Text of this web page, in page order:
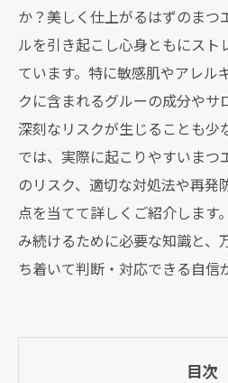
か？美しく仕上がるはずのまつ
ルを引き起こし心身ともにスト
ています。特に敏感肌やアレル
クに含まれるグルーの成分やサ
深刻なリスクが生じることも少
では、実際に起こりやすいまつ
のリスク、適切な対処法や再発
点を当てて詳しくご紹介します
み続けるために必要な知識と、
ち着いて判断・対応できる自信
目次